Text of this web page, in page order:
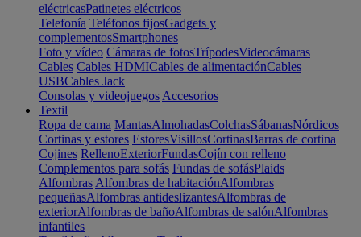
eléctricasPatinetes eléctricos
Telefonía Teléfonos fijosGadgets y
complementosSmartphones
Foto y vídeo Cámaras de fotosTrípodesVideocámaras
Cables Cables HDMICables de alimentaciónCables
USBCables Jack
Consolas y videojuegos Accesorios
Textil
Ropa de cama MantasAlmohadasColchasSábanasNórdicos
Cortinas y estores EstoresVisillosCortinasBarras de cortina
Cojines RellenoExteriorFundasCojín con relleno
Complementos para sofás Fundas de sofásPlaids
Alfombras Alfombras de habitaciónAlfombras
pequeñasAlfombras antideslizantesAlfombras de
exteriorAlfombras de bañoAlfombras de salónAlfombras
infantiles